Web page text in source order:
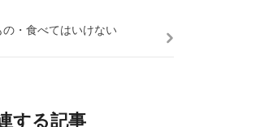
・食べてはいけない
する記事